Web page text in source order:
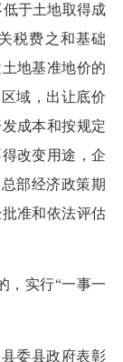
低于土地取得成
税费之和基础
地基准地价的
域，出让底价
成本和按规定
改变用途，企
部经济政策期
准和依法评估
实行“一事一
委县政府表彰